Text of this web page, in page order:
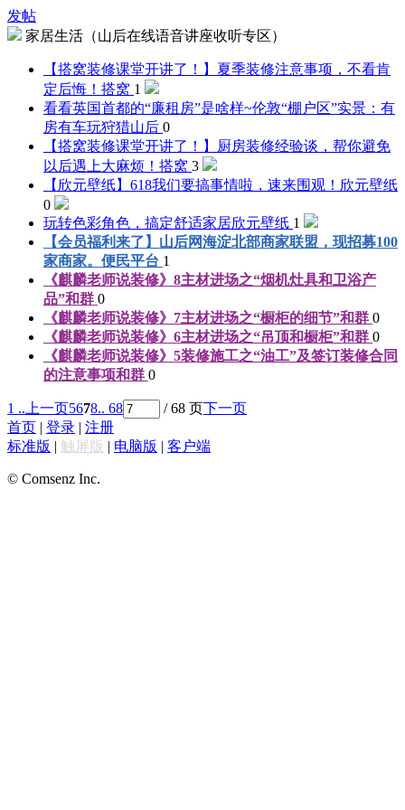
发帖
家居生活（山后在线语音讲座收听专区）
【搭窝装修课堂开讲了！】夏季装修注意事项，不看肯
定后悔！ 搭窝 1
看看英国首都的“廉租房”是啥样~伦敦“棚户区”实景：有
房有车玩狩猎山后 0
【搭窝装修课堂开讲了！】厨房装修经验谈，帮你避免
以后遇上大麻烦！ 搭窝 3
【欣元壁纸】618我们要搞事情啦，速来围观！ 欣元壁纸
0
玩转色彩角色，搞定舒适家居欣元壁纸 1
【会员福利来了】山后网海淀北部商家联盟，现招募100
家商家。 便民平台 1
《麒麟老师说装修》8主材进场之“烟机灶具和卫浴产
品”和群 0
《麒麟老师说装修》7主材进场之“橱柜的细节”和群 0
《麒麟老师说装修》6主材进场之“吊顶和橱柜”和群 0
《麒麟老师说装修》5装修施工之“油工”及签订装修合同
的注意事项和群 0
1 .. 上一页5678.. 68 / 68 页下一页
首页 | 登录 | 注册
标准版 | 触屏版 | 电脑版 | 客户端
© Comsenz Inc.